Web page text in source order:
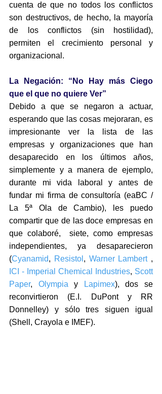
cuenta de que no todos los conflictos
son destructivos, de hecho, la mayoría
de los conflictos (sin hostilidad),
permiten el crecimiento personal y
organizacional.
La Negación: “No Hay más Ciego
que el que no quiere Ver”
Debido a que se negaron a actuar,
esperando que las cosas mejoraran, es
impresionante ver la lista de las
empresas y organizaciones que han
desaparecido en los últimos años,
simplemente y a manera de ejemplo,
durante mi vida laboral y antes de
fundar mi firma de consultoría (eaBC /
La 5ª Ola de Cambio), les puedo
compartir que de las doce empresas en
que colaboré,  siete, como empresas
independientes, ya desaparecieron
(Cyanamid, Resistol , Warner Lambert
ICI - Imperial Chemical Industries, Scott
Paper, Olympia y Lapimex), dos se
reconvirtieron (E.I. DuPont y RR
Donnelley) y sólo tres siguen igual
(Shell, Crayola e IMEF).